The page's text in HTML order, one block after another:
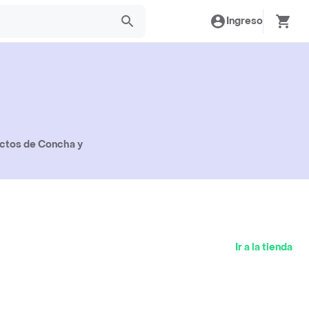
Ingreso
de Concha y
Ir a la tienda